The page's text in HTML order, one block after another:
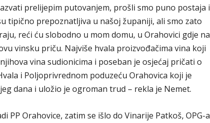
prelijepim putovanjem, prošli smo puno postaja i
tipično prepoznatljiva u našoj županiji, ali smo zato
reći ću slobodno u mom domu, u Orahovici gdje na
vinsku priču. Najviše hvala proizvođačima vina koji
vina sudionicima i poseban je osjećaj pričati o
i Poljoprivrednom poduzeću Orahovica koji je
dana i uložio je ogroman trud – rekla je Nemet.
PP Orahovice, zatim se išlo do Vinarije Patkoš, OPG-a